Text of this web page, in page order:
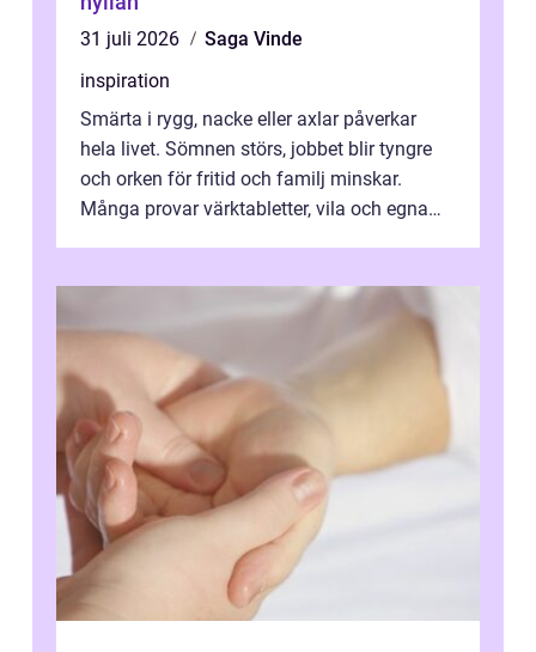
31 juli 2026
Saga Vinde
inspiration
Smärta i rygg, nacke eller axlar påverkar
hela livet. Sömnen störs, jobbet blir tyngre
och orken för fritid och familj minskar.
Många provar värktabletter, vila och egna